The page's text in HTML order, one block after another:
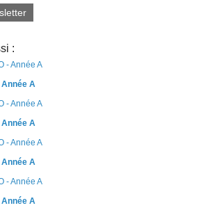
:
Année A
Année A
Année A
Année A